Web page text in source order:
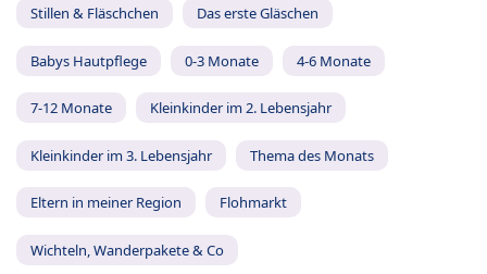
Stillen & Fläschchen Das erste Gläschen
Babys Hautpflege 0-3 Monate 4-6 Monate
7-12 Monate Kleinkinder im 2. Lebensjahr
Kleinkinder im 3. Lebensjahr Thema des Monats
Eltern in meiner Region Flohmarkt
Wichteln, Wanderpakete & Co